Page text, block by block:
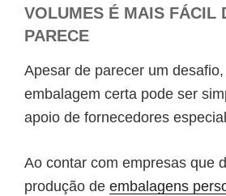
VOLUMES É MAIS FÁCIL
PARECE
Apesar de parecer um
embalagem certa pode ser
apoio de fornecedores
Ao contar com empresas que
produção de embalagens